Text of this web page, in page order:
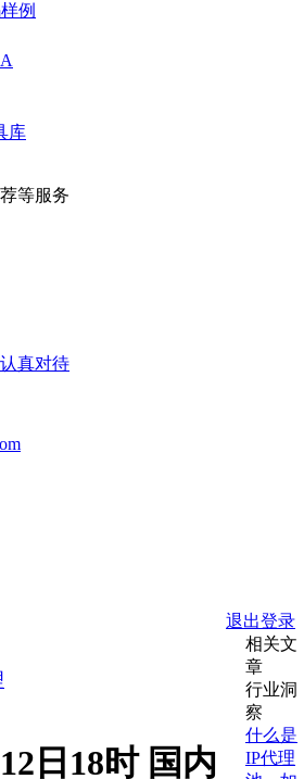
例
库
等服务
真对待
退出登录
日18时 国内
相关文
章
行业洞
察
什么是
IP代理